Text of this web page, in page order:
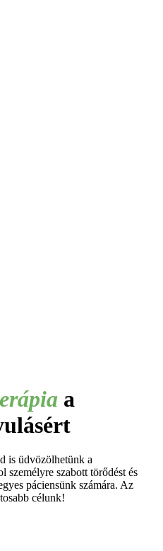
a
is üdvözölhetünk a
személyre szabott törődést és
páciensünk számára. Az
célunk!